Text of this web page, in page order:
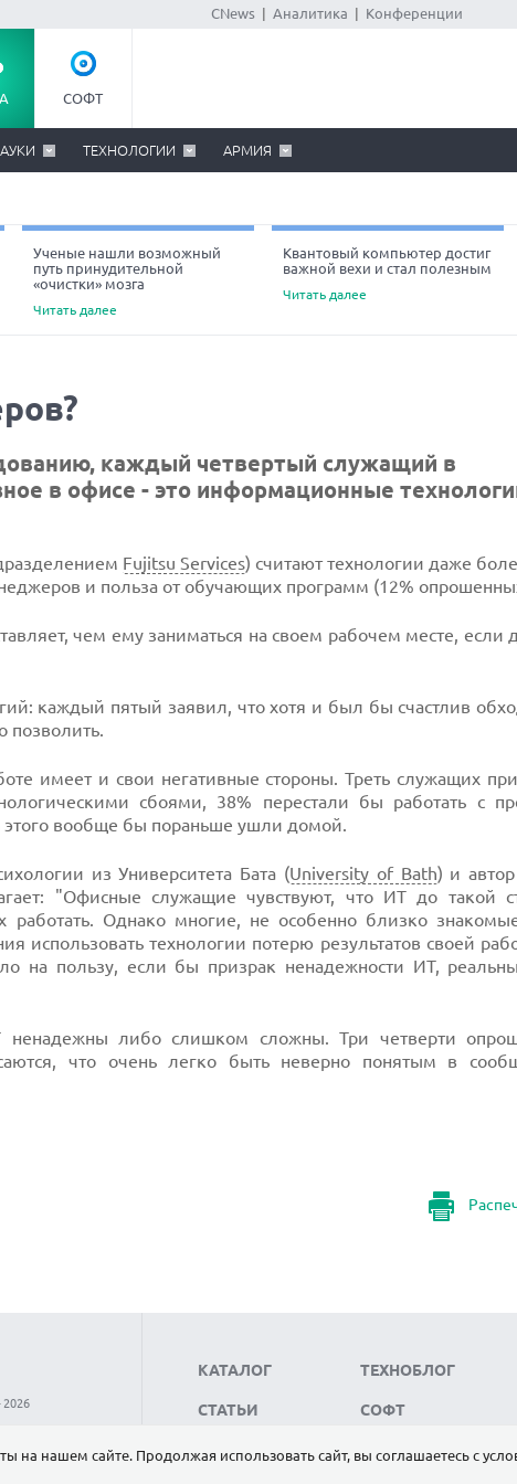
CNews Аналитика Конференции
СОФТ
ТЕХНОЛОГИИ АРМИЯ
Ученые нашли возможный
путь принудительной
«очистки» мозга
Читать далее
Квантовый компьютер достиг
важной вехи и стал полезным
Читать далее
каждый четвертый служащий в
в офисе - это информационные
Fujitsu Services) считают технологии даже
и польза от обучающих программ (12%
чем ему заниматься на своем рабочем месте, если
каждый пятый заявил, что хотя и был бы счастлив
позволить.
имеет и свои негативные стороны. Треть служащих
сбоями, 38% перестали бы работать с
этого вообще бы пораньше ушли домой.
из Университета Бата (University of Bath) и
"Офисные служащие чувствуют, что ИТ до такой
работать. Однако многие, не особенно близко
использовать технологии потерю результатов своей
на пользу, если бы призрак ненадежности ИТ,
ненадежны либо слишком сложны. Три четверти
что очень легко быть неверно понятым в
КАТАЛОГ
СТАТЬИ
НОВОСТИ
ТЕХНОБЛОГ
СОФТ
НАУКА
нашем сайте. Продолжая использовать сайт, вы соглашаетесь с